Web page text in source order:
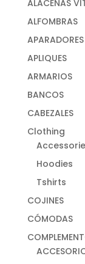
ALACENAS
ALFOMBRAS
APARADORES
APLIQUES
ARMARIOS
BANCOS
CABEZALES
Clothing
Hoodies
Tshirts
COJINES
CÓMODAS